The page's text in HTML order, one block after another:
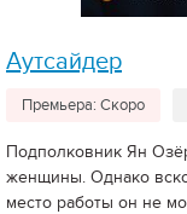
Аутсайдер
Премьера: Скоро
Подполковник Ян
женщины. Однако
место работы он не